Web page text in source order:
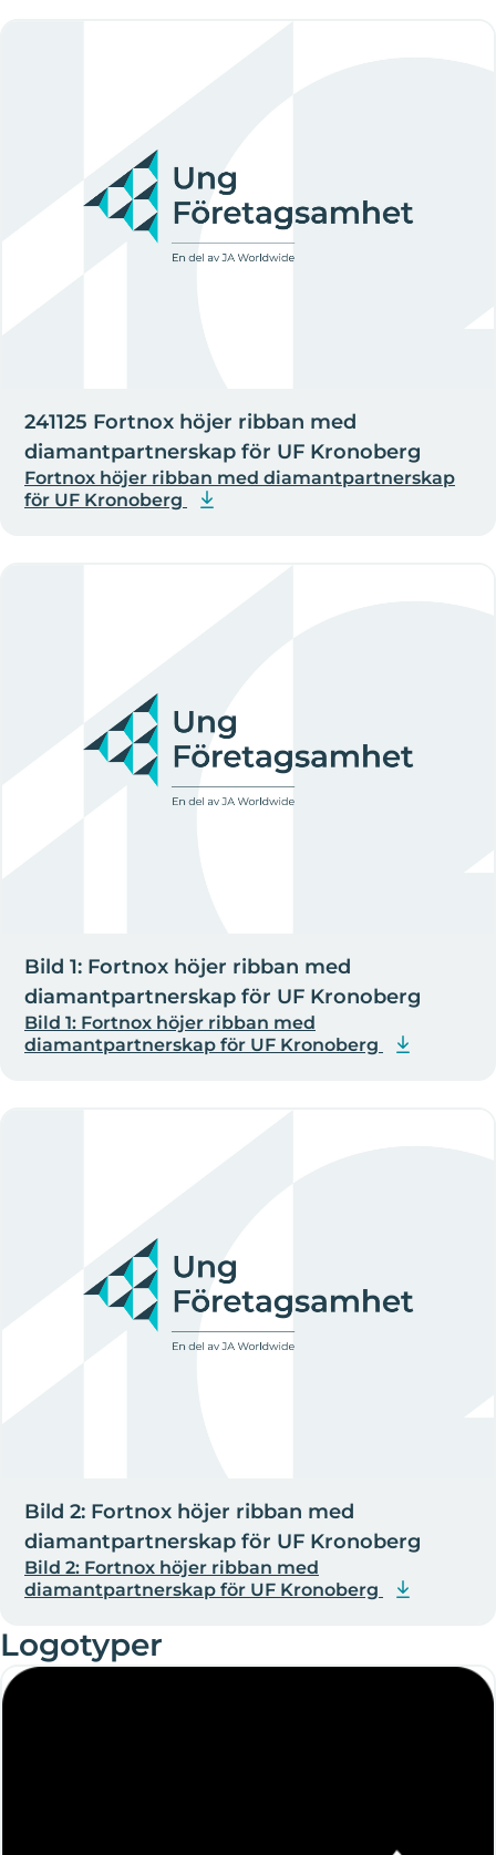
241125 Fortnox höjer ribban med
diamantpartnerskap för UF Kronoberg
Fortnox höjer ribban med diamantpartnerskap
för UF Kronoberg
Bild 1: Fortnox höjer ribban med
diamantpartnerskap för UF Kronoberg
Bild 1: Fortnox höjer ribban med
diamantpartnerskap för UF Kronoberg
Bild 2: Fortnox höjer ribban med
diamantpartnerskap för UF Kronoberg
Bild 2: Fortnox höjer ribban med
diamantpartnerskap för UF Kronoberg
Logotyper